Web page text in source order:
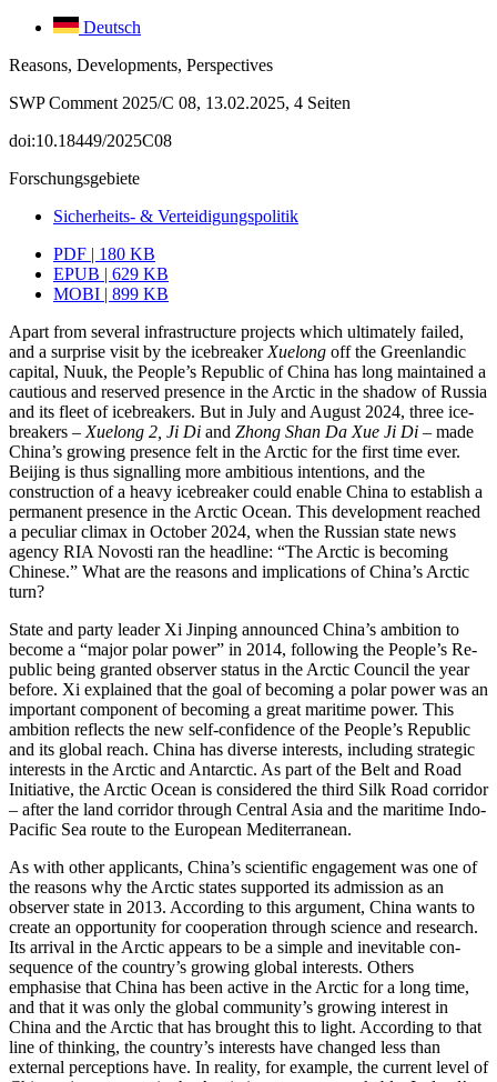
Deutsch
Reasons, Developments, Perspectives
SWP Comment 2025/C 08, 13.02.2025, 4 Seiten
doi:10.18449/2025C08
Forschungsgebiete
Sicherheits- & Verteidigungspolitik
PDF | 180 KB
EPUB | 629 KB
MOBI | 899 KB
Apart from several infrastructure projects which ultimately failed,
and a surprise visit by the icebreaker Xuelong off the Greenlandic
capital, Nuuk, the People’s Repub­lic of China has long maintained a
cautious and reserved presence in the Arctic in the shadow of Russia
and its fleet of icebreakers. But in July and August 2024, three ice­
breakers – Xuelong 2 Ji Di and Zhong Shan Da Xue Ji Di – made
China’s growing pres­ence felt in the Arctic for the first time ever.
Beijing is thus signalling more ambitious intentions, and the
construction of a heavy icebreaker could enable China to establish a
permanent presence in the Arctic Ocean. This development reached
a peculiar climax in October 2024, when the Russian state news
agency RIA Novosti ran the headline: “The Arctic is becoming
Chinese.” What are the reasons and implications of China’s Arctic
turn?
State and party leader Xi Jinping announced China’s ambition to
become a “major polar power” in 2014, following the People’s Re­
public being granted observer status in the Arctic Council the year
before. Xi ex­plained that the goal of becoming a polar power was an
important component of becoming a great maritime power. This
ambition re­flects the new self-confidence of the People’s Republic
and its global reach. China has diverse interests, including stra­tegic
inter­ests in the Arctic and Antarctic. As part of the Belt and Road
Initiative, the Arctic Ocean is considered the third Silk Road corridor
– after the land corridor through Central Asia and the maritime Indo-
Pacific Sea route to the European Mediterranean.
As with other applicants, China’s scientific engagement was one of
the reasons why the Arctic states supported its admis­sion as an
observer state in 2013. According to this argument, China wants to
create an opportunity for cooperation through science and research.
Its arrival in the Arctic ap­pears to be a simple and inevitable con­
sequence of the country’s growing global interests. Others
emphasise that China has been active in the Arctic for a long time,
and that it was only the global community’s growing interest in
China and the Arc­tic that has brought this to light. According to that
line of thinking, the country’s inter­ests have changed less than
external per­ceptions have. In reality, for example, the current level of